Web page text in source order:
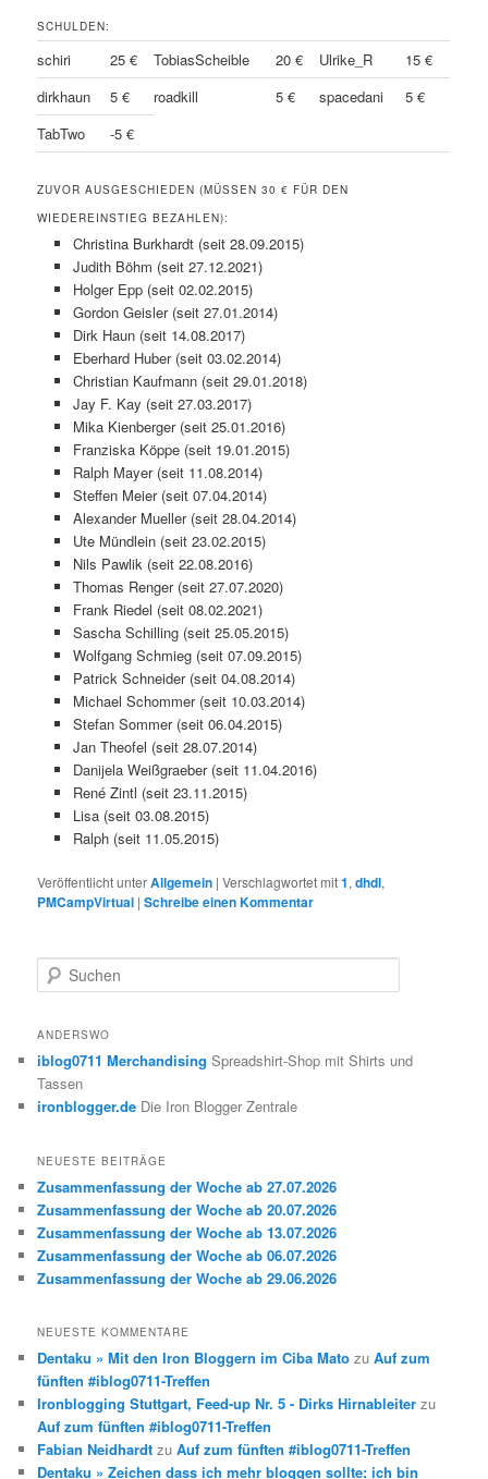
SCHULDEN:
schiri 25 € TobiasScheible 20 € Ulrike_R
15 €
dirkhaun
5 € roadkill 5 € spacedani
5 €
TabTwo
-5 €
ZUVOR AUSGESCHIEDEN (MÜSSEN 30 € FÜR DEN
WIEDEREINSTIEG BEZAHLEN):
Christina Burkhardt (seit 28.09.2015)
Judith Böhm (seit 27.12.2021)
Holger Epp (seit 02.02.2015)
Gordon Geisler (seit 27.01.2014)
Dirk Haun (seit 14.08.2017)
Eberhard Huber (seit 03.02.2014)
Christian Kaufmann (seit 29.01.2018)
Jay F. Kay (seit 27.03.2017)
Mika Kienberger (seit 25.01.2016)
Franziska Köppe (seit 19.01.2015)
Ralph Mayer (seit 11.08.2014)
Steffen Meier (seit 07.04.2014)
Alexander Mueller (seit 28.04.2014)
Ute Mündlein (seit 23.02.2015)
Nils Pawlik (seit 22.08.2016)
Thomas Renger (seit 27.07.2020)
Frank Riedel (seit 08.02.2021)
Sascha Schilling (seit 25.05.2015)
Wolfgang Schmieg (seit 07.09.2015)
Patrick Schneider (seit 04.08.2014)
Michael Schommer (seit 10.03.2014)
Stefan Sommer (seit 06.04.2015)
Jan Theofel (seit 28.07.2014)
Danijela Weißgraeber (seit 11.04.2016)
René Zintl (seit 23.11.2015)
Lisa (seit 03.08.2015)
Ralph (seit 11.05.2015)
Veröffentlicht unterAllgemein |Verschlagwortet mit1,dhdl,
PMCampVirtual |Schreibe einen Kommentar
u
h
n
ANDERSWO
iblog0711 Merchandising Spreadshirt-Shop mit Shirts und
Tassen
ironblogger.de Die Iron Blogger Zentrale
NEUESTE BEITRÄGE
Zusammenfassung der Woche ab 27.07.2026
Zusammenfassung der Woche ab 20.07.2026
Zusammenfassung der Woche ab 13.07.2026
Zusammenfassung der Woche ab 06.07.2026
Zusammenfassung der Woche ab 29.06.2026
NEUESTE KOMMENTARE
Dentaku » Mit den Iron Bloggern im Ciba Mato zuAuf zum
fünften #iblog0711-Treffen
Ironblogging Stuttgart, Feed-up Nr. 5 - Dirks Hirnableiter zu
Auf zum fünften #iblog0711-Treffen
Fabian Neidhardt zuAuf zum fünften #iblog0711-Treffen
Dentaku » Zeichen dass ich mehr bloggen sollte: ich bin